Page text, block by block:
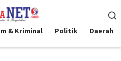
& Kriminal Politik Daerah